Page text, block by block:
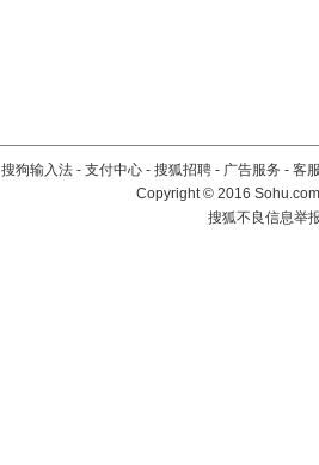
搜狗输入法 - 支付中心 - 搜狐招聘 - 广告服务 - 客
Copyright©2016
搜狐不良信息举